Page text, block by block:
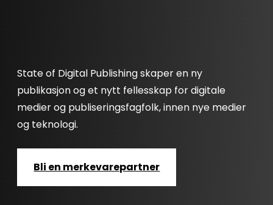
State of Digital Publishing skaper en ny
publikasjon og et nytt fellesskap for digitale
medier og publiseringsfagfolk, innen nye medier
og teknologi.
Bli en merkevarepartner